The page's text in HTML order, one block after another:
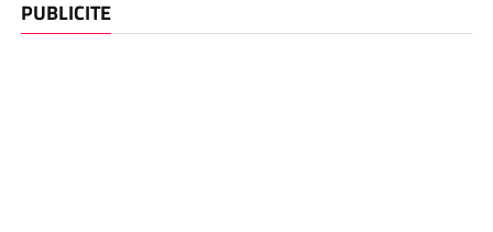
PUBLICITE